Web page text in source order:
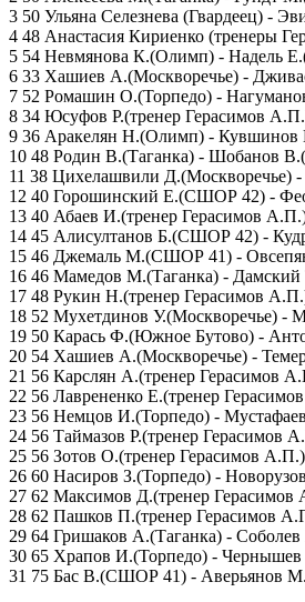
3 50 Ульяна Селезнева (Гвардеец) -
4 48 Анастасия Кириенко (тренеры
5 54 Невмянова К.(Олимп) - Надель
6 33 Хашиев А.(Москворечье) -
7 52 Ромашин О.(Торпедо) -
8 34 Юсуфов Р.(тренер Герасимов
9 36 Аракелян Н.(Олимп) - Кувшинов
10 48 Родин В.(Таганка) - Шобанов
11 38 Цихелашвили
12 40 Горошинский Е.(СШОР 42) -
13 40 Абаев И.(тренер Герасимов
14 45 Алисултанов Б.(СШОР 42) -
15 46 Джемаль М.(СШОР 41) -
16 46 Мамедов М.(Таганка) - Дамский
17 48 Рукин Н.(тренер Герасимов
18 52 Мухетдинов У.(Москворечье)
19 50 Карась Ф.(Южное Бутово) -
20 54 Хашиев А.(Москворечье) -
21 56 Карслян А.(тренер Герасимов
22 56 Лаврененко Е.(тренер
23 56 Немцов И.(Торпедо) -
24 56 Таймазов Р.(тренер
25 56 Зотов О.(тренер Герасимов
26 60 Насиров З.(Торпедо) -
27 62 Максимов Д.(тренер
28 62 Пашков П.(тренер Герасимов
29 64 Гришаков А.(Таганка) -
30 65 Храпов И.(Торпедо) - Чернышев
31 75 Бас В.(СШОР 41) - Аверьянов